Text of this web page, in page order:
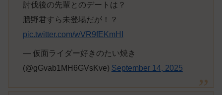
討伐後の先輩とのデートは？
膳野君すら未登場だが！？
pic.twitter.com/wVR9fEKmHI
— 仮面ライダー好きのたい焼き
(@gGvab1MH6GVsKve) September 14, 2025